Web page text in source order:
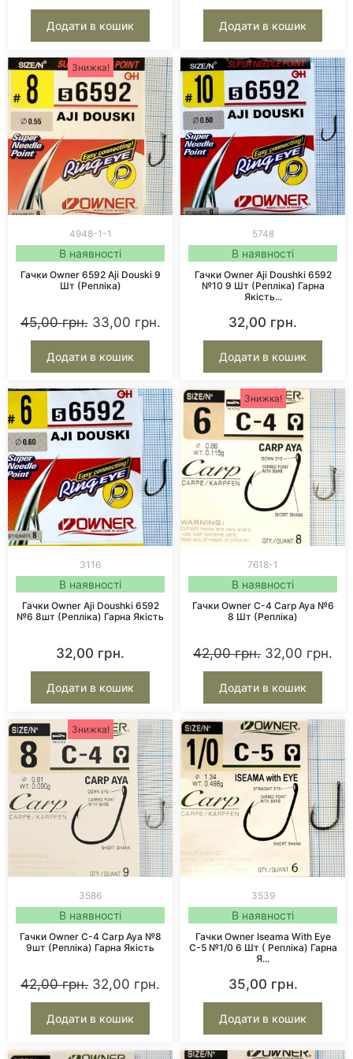
Додати в кошик Додати в кошик
Знижка!
4948-1-1
В наявності
Гачки Owner 6592 Aji Douski 9
Шт (репліка)
45,00грн. 33,00 грн.
Додати в кошик
5748
В наявності
Гачки Owner Aji Doushki 6592
№10 9 Шт (репліка) Гарна
Якість...
32,00 грн.
Додати в кошик
3116
В наявності
Гачки Owner Aji Doushki 6592
№6 8шт (репліка) Гарна Якість
32,00 грн.
Додати в кошик
Знижка!
7618-1
В наявності
Гачки Owner C-4 Carp Aya №6
8 Шт (репліка)
42,00грн. 32,00 грн.
Додати в кошик
Знижка!
3586
В наявності
Гачки Owner C-4 Carp Aya №8
9шт (репліка) Гарна Якість
42,00грн. 32,00 грн.
Додати в кошик
3539
В наявності
Гачки Owner Iseama With Eye
C-5 №1/0 6 Шт ( Репліка) Гарна
Я...
35,00 грн.
Додати в кошик